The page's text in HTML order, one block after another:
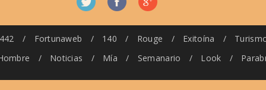
442 / Fortunaweb / 140 / Rouge / Exitoína /
/ Noticias / Mía / Semanario / Look /